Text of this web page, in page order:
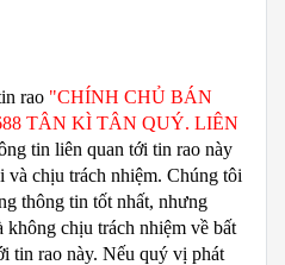
rao "CHÍNH CHỦ BÁN
TÂN KÌ TÂN QUÝ. LIÊN
tin liên quan tới tin rao này
và chịu trách nhiệm. Chúng tôi
thông tin tốt nhất, nhưng
chịu trách nhiệm về bất
tin rao này. Nếu quý vị phát